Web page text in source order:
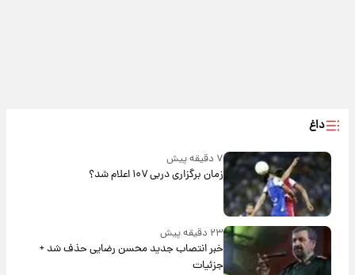
داغ
۷ دقیقه پیش
زمان برگزاری دربی ۱۰۷ اعلام شد؟
۲۳ دقیقه پیش
خبر انتصاب جدید محسن رضایی حذف شد +
جزئیات